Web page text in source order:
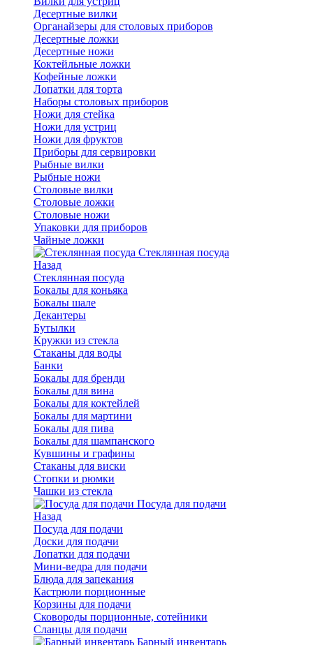
Десертные вилки
Органайзеры для столовых приборов
Десертные ложки
Десертные ножи
Коктейльные ложки
Кофейные ложки
Лопатки для торта
Наборы столовых приборов
Ножи для стейка
Ножи для устриц
Ножи для фруктов
Приборы для сервировки
Рыбные вилки
Рыбные ножи
Столовые вилки
Столовые ложки
Столовые ножи
Упаковки для приборов
Чайные ложки
Стеклянная посуда
Назад
Стеклянная посуда
Бокалы для коньяка
Бокалы шале
Декантеры
Бутылки
Кружки из стекла
Стаканы для воды
Банки
Бокалы для бренди
Бокалы для вина
Бокалы для коктейлей
Бокалы для мартини
Бокалы для пива
Бокалы для шампанского
Кувшины и графины
Стаканы для виски
Стопки и рюмки
Чашки из стекла
Посуда для подачи
Назад
Посуда для подачи
Доски для подачи
Лопатки для подачи
Мини-ведра для подачи
Блюда для запекания
Кастрюли порционные
Корзины для подачи
Сковороды порционные, сотейники
Сланцы для подачи
Барный инвентарь